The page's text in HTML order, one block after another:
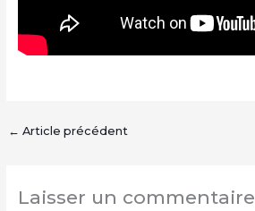
← Article précédent
Laisser un commentaire